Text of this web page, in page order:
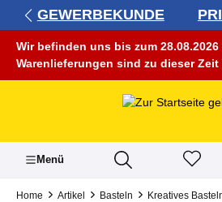
springen
GEWERBEKUNDE
Wir befinden uns bis zum
Warenlieferungen sind zu dieser
Menü
Home Artikel Basteln Kreatives